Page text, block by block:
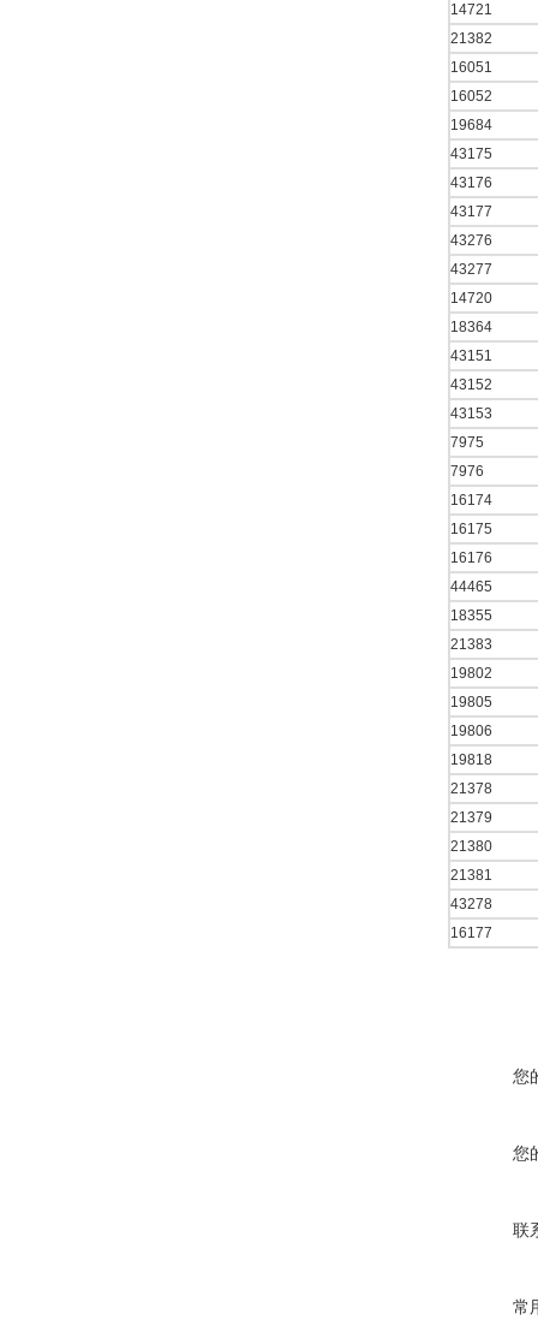
14721
21382
16051
16052
19684
43175
43176
43177
43276
43277
14720
18364
43151
43152
43153
7975
7976
16174
16175
16176
44465
18355
21383
19802
19805
19806
19818
21378
21379
21380
21381
43278
16177
您
您
联
常